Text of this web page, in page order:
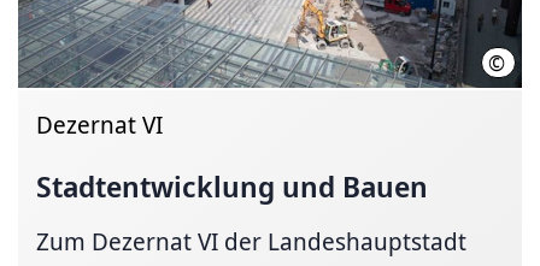
© LHH
Dezernat VI
Stadtentwicklung und Bauen
Zum Dezernat VI der Landeshauptstadt